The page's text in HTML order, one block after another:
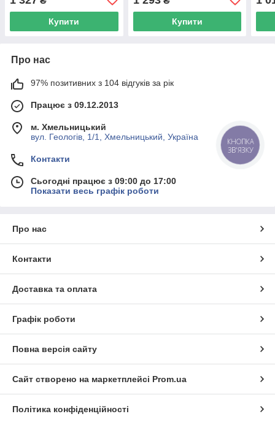
Купити Купити
Про нас
97% позитивних з 104 відгуків за рік
Працює з 09.12.2013
м. Хмельницький
вул. Геологів, 1/1, Хмельницький, Україна
Контакти
Сьогодні працює з 09:00 до 17:00
Показати весь графік роботи
Про нас
Контакти
Доставка та оплата
Графік роботи
Повна версія сайту
Сайт створено на маркетплейсі Prom.ua
Політика конфіденційності
КНОПКА
ЗВ'ЯЗКУ